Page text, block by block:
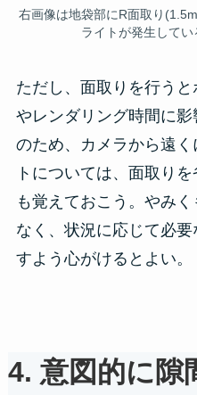
右画像は地袋部にR面取り
ライトが発生してい
ただし、面取りを行う
やレンダリング時間に
のため、カメラから遠
トについては、面取り
も覚えておこう。やみ
なく、状況に応じて必
すよう心がけるとよい。
4. 意図的に隙